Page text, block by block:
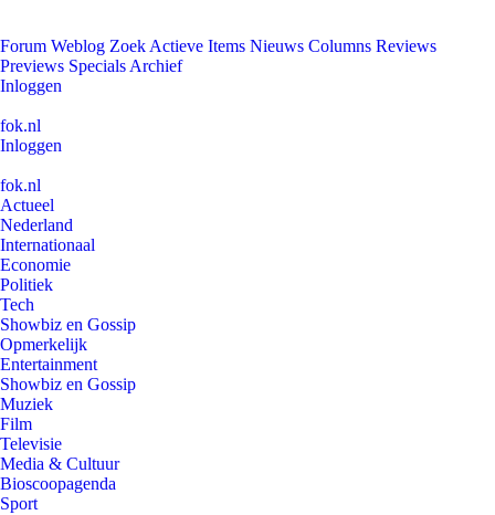
Forum Weblog Zoek Actieve Items Nieuws Columns Reviews
Previews Specials Archief
Inloggen
fok.nl
Inloggen
fok.nl
Actueel
Nederland
Internationaal
Economie
Politiek
Tech
Showbiz en Gossip
Opmerkelijk
Entertainment
Showbiz en Gossip
Muziek
Film
Televisie
Media & Cultuur
Bioscoopagenda
Sport